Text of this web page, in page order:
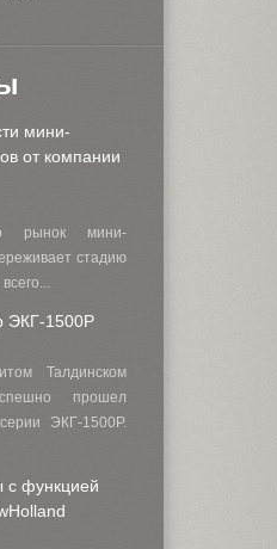
мини-
от компании
рынок мини-
стадию
ЭКГ-1500Р
Талдинском
прошел
ЭКГ-1500Р.
с функцией